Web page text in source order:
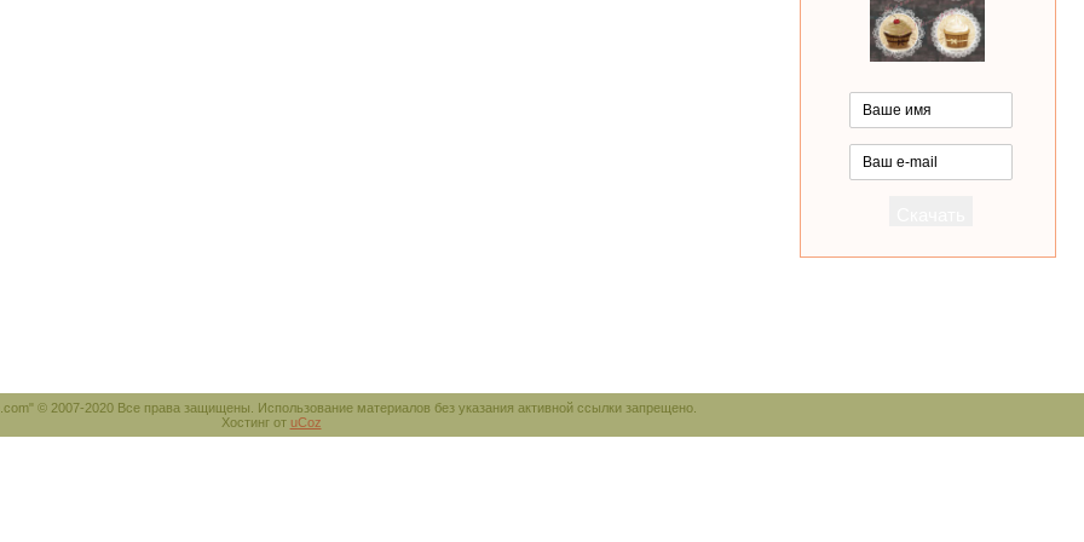
© 2007-2020 Все права защищены. Использование материалов без указания активной ссылки запрещено.
Хостинг от uCoz